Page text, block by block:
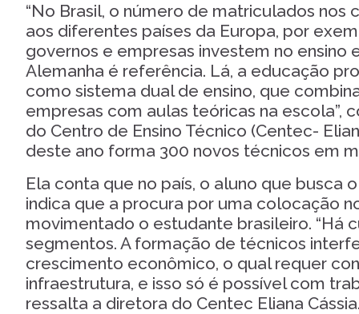
“No Brasil, o número de matriculados nos
aos diferentes países da Europa, por
governos e empresas investem no ensino
Alemanha é referência. Lá, a educação
como sistema dual de ensino, que
empresas com aulas teóricas na escola”,
do Centro de Ensino Técnico (Centec-
deste ano forma 300 novos técnicos em
Ela conta que no país, o aluno que busca
indica que a procura por uma colocação
movimentado o estudante brasileiro. “Há
segmentos. A formação de técnicos
crescimento econômico, o qual requer
infraestrutura, e isso só é possível com
ressalta a diretora do Centec Eliana